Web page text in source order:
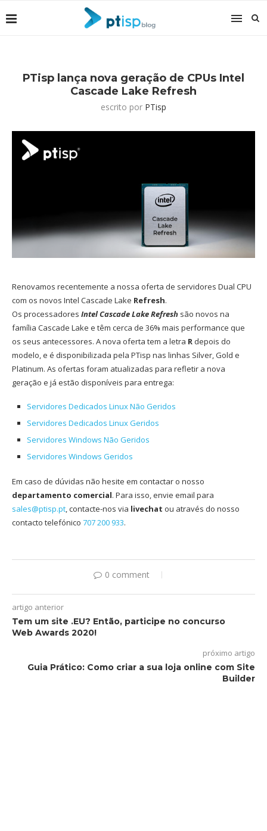
PTisp lança nova geração de CPUs Intel
Cascade Lake Refresh
escrito por PTisp
Renovamos recentemente a nossa oferta de servidores Dual CPU
com os novos Intel Cascade Lake Refresh.
Os processadores Intel Cascade Lake Refresh são novos na
família Cascade Lake e têm cerca de 36% mais performance que
os seus antecessores. A nova oferta tem a letra R depois do
modelo, e é disponibilizada pela PTisp nas linhas Silver, Gold e
Platinum. As ofertas foram atualizadas para refletir a nova
geração e já estão disponíveis para entrega:
Servidores Dedicados Linux Não Geridos
Servidores Dedicados Linux Geridos
Servidores Windows Não Geridos
Servidores Windows Geridos
Em caso de dúvidas não hesite em contactar o nosso
departamento comercial. Para isso, envie email para
sales@ptisp.pt, contacte-nos via livechat ou através do nosso
contacto telefónico 707 200 933.
0 comment
artigo anterior
Tem um site .EU? Então, participe no concurso
Web Awards 2020!
próximo artigo
Guia Prático: Como criar a sua loja online com Site
Builder